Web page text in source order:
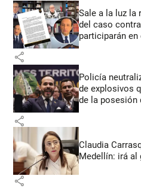
Sale a la luz la
del caso
participarán
share
Policía
de explosivos
de la posesión
share
Claudia
Medellín: irá al
share